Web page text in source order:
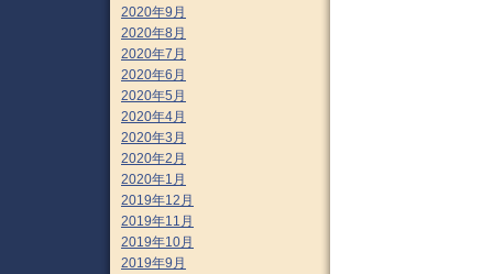
2020年9月
2020年8月
2020年7月
2020年6月
2020年5月
2020年4月
2020年3月
2020年2月
2020年1月
2019年12月
2019年11月
2019年10月
2019年9月